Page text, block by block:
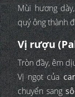
Mùi hương
quý ông thành
Vị rượu
Tròn đầy, êm
Vị ngọt của
chuyển sang